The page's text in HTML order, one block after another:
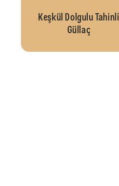
Keşkül Dolgulu Tahinli
Güllaç